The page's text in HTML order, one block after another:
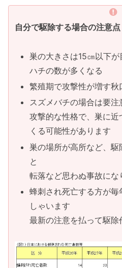
自分で駆除する場合の注意点
巣の大きさは15㎝以下
ハチの数が多くなる
繁殖期で攻撃性が増す秋
スズメバチの場合は要注
攻撃的な性格で、巣に
くる可能性があります
巣の場所が高所など、駆
と
転落など思わぬ事故にな
蜂刺され死亡する方が
しゃいます
最新の注意を払って駆